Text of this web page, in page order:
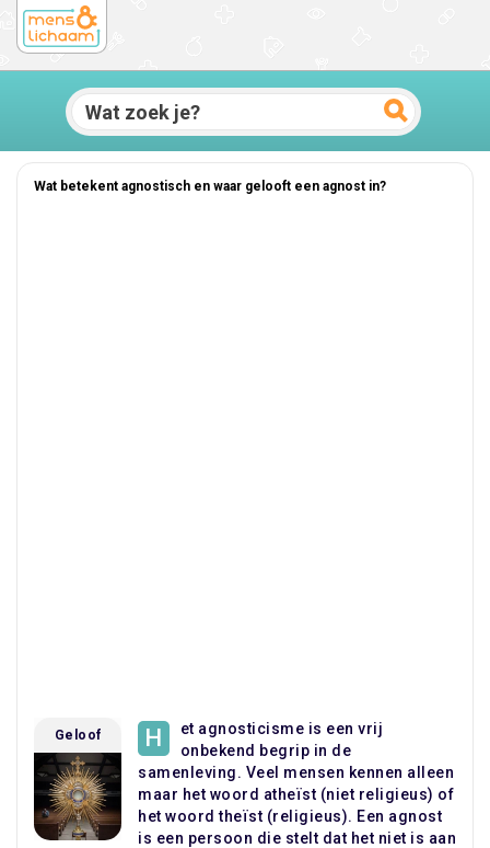
Wat betekent agnostisch en waar gelooft een agnost in?
Geloof H
et agnosticisme is een vrij
onbekend begrip in de
samenleving. Veel mensen kennen alleen
maar het woord atheïst (niet religieus) of
het woord theïst (religieus). Een agnost
is een persoon die stelt dat het niet is aan